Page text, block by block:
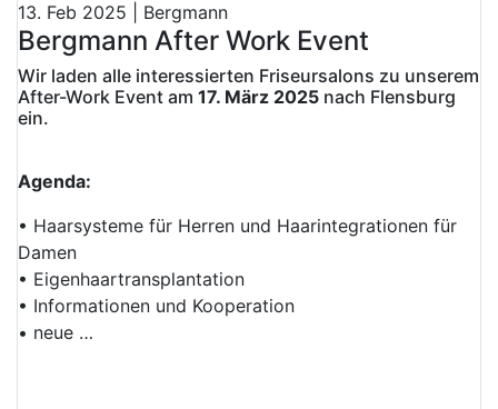
13. Feb 2025 | Bergmann
Bergmann After Work Event
Wir laden alle interessierten Friseursalons zu unserem
After-Work Event am 17. März 2025 nach Flensburg
ein.
Agenda:
• Haarsysteme für Herren und Haarintegrationen für
Damen
• Eigenhaartransplantation
• Informationen und Kooperation
• neue …